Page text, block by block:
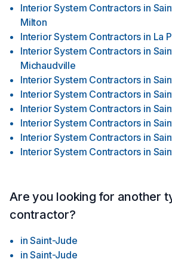
Interior System Contractors in
Milton
Interior System Contractors in La
Interior System Contractors in
Michaudville
Interior System Contractors in
Interior System Contractors in
Interior System Contractors in
Interior System Contractors in
Interior System Contractors in
Interior System Contractors in
Are you looking for another
contractor?
in Saint-Jude
in Saint-Jude